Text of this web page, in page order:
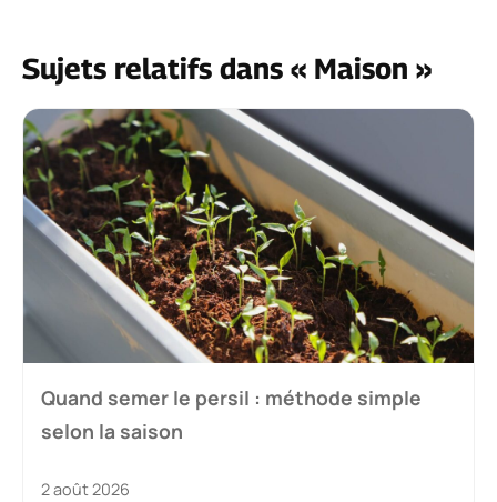
Sujets relatifs dans « Maison »
Quand semer le persil : méthode simple
selon la saison
2 août 2026